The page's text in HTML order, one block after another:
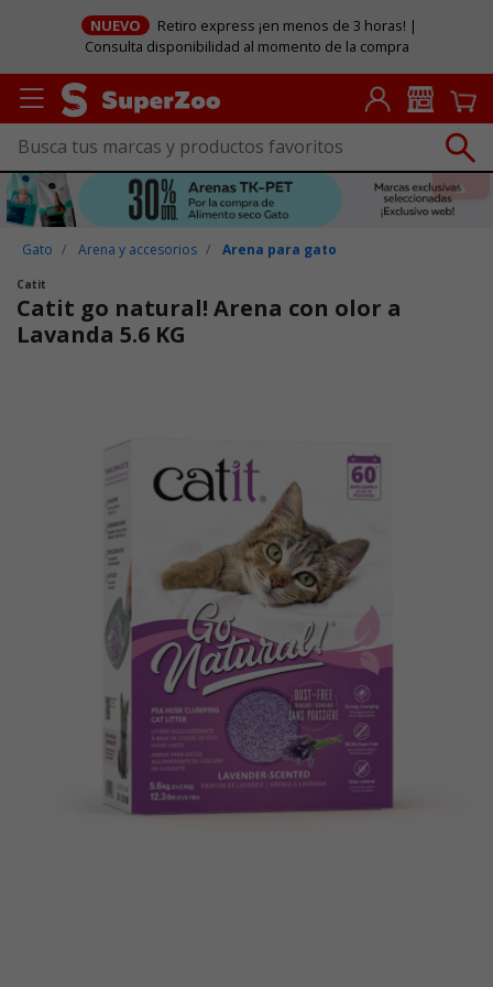
NUEVO
Retiro express ¡en menos de 3 horas! |
Consulta disponibilidad al momento de la compra
Gato Arena y accesorios Arena para gato
Catit
Catit go natural! Arena con olor a
Lavanda 5.6 KG